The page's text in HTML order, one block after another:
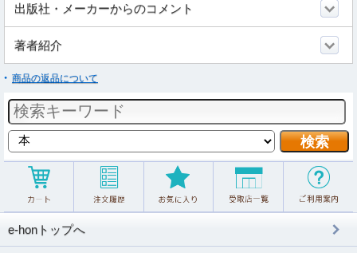
出版社・メーカーからのコメント
著者紹介
商品の返品について
e-honトップへ